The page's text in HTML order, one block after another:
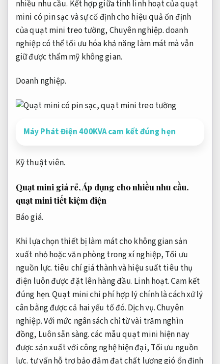
nhiều nhu cầu. Kết hợp giữa tính linh hoạt của quạt
mini có pin sạc và sự cố định cho hiệu quả ổn định
của quạt mini treo tường, Chuyên nghiệp.doanh
nghiệp có thể tối ưu hóa khả năng làm mát mà vẫn
giữ được thẩm mỹ không gian.
Doanh nghiệp.
Máy Phát Điện 400KVA cam kết đúng hẹn
Kỹ thuật viên.
Quạt mini giá rẻ,Áp dụng cho nhiều nhu cầu.
quạt mini tiết kiệm điện
Báo giá.
Khi lựa chọn thiết bị làm mát cho không gian sản
xuất nhỏ hoặc văn phòng trong xí nghiệp, Tối ưu
nguồn lực. tiêu chí giá thành và hiệu suất tiêu thụ
điện luôn được đặt lên hàng đầu. Linh hoạt.Cam kết
đúng hẹn.Quạt mini chi phí hợp lý chính là cách xử lý
cân bằng được cả hai yếu tố đó. Dịch vụ.Chuyên
nghiệp.Với mức ngân sách chỉ từ vài trăm nghìn
đồng, Luôn sẵn sàng.các mẫu quạt mini hiện nay
được sản xuất với công nghệ hiện đại, Tối ưu nguồn
lực. tư vấn hỗ trợ bảo đảm đạt chất lượng gió ổn định